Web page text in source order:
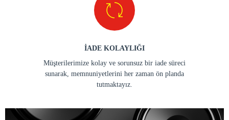
İADE KOLAYLIĞI
Müşterilerimize kolay ve sorunsuz bir iade süreci
sunarak, memnuniyetlerini her zaman ön planda
tutmaktayız.